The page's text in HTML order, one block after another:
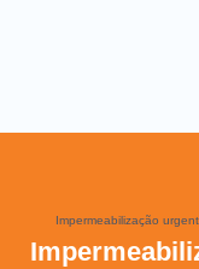
Impermeabilização